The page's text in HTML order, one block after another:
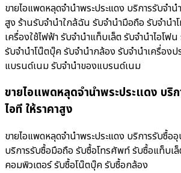
ขายไอแพดหลุดจำนำพระประแดง บริการรับจำ
สูง ร้านรับจํานําใกล้ฉัน รับจำนำมือถือ รับจำนำ
เครื่องใช้ไฟฟ้า รับจำนำแท็บเล็ต รับจำนำไอโฟ
รับจำนำโน๊ตบุ๊ค รับจำนำกล้อง รับจำนำเครื่องป
แบรนด์เนม รับจำนำของแบรนด์เนม
ขายไอแพดหลุดจำนำพระประแดง บริ
ไอที ให้ราคาสูง
ขายไอแพดหลุดจำนำพระประแดง บริการรับซื้อ
บริการรับซื้อมือถือ รับซื้อโทรศัพท์ รับซื้อแท็บเ
คอมพิวเตอร์ รับซื้อโน๊ตบุ๊ค รับซื้อกล้อง